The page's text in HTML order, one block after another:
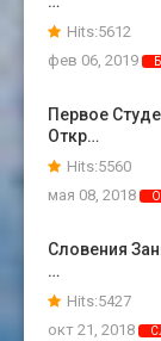
Hits:5612
фев 06, 2019
Первое
Откр…
Hits:5560
мая 08, 2018
Словения
…
Hits:5427
окт 21, 2018